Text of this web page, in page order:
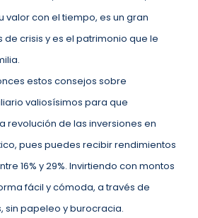
valor con el tiempo, es un gran
crisis y es el patrimonio que le
estos consejos sobre
valiosísimos para que
revolución de las inversiones en
pues puedes recibir rendimientos
16% y 29%. Invirtiendo con montos
fácil y cómoda, a través de
sin papeleo y burocracia.